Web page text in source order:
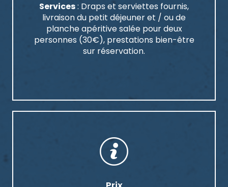
Services: Draps et serviettes fournis,
livraison du petit déjeuner et / ou de
planche apéritive salée pour deux
personnes (30€), prestations bien-être
sur réservation.